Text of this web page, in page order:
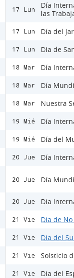
17 Lun
Día
las
17 Lun Día del
17 Lun Dia de
18 Mar Día
18 Mar Día
18 Mar Nuestra
19 Mié Día
19 Mié Día del
20 Jue Día
20 Jue Día
20 Jue Día
21 Vie Día de
21 Vie Día del
21 Vie Solsticio
21 Vie Día del